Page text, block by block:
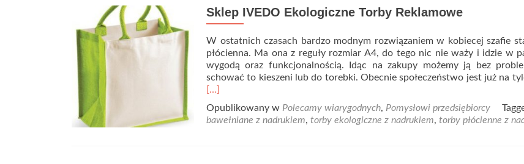
Sklep IVEDO Ekologiczne Torby Reklamowe
W ostatnich czasach bardzo modnym rozwiązaniem w kobiecej szafie
płócienna. Ma ona z reguły rozmiar A4, do tego nic nie waży i idzie w
wygodą oraz funkcjonalnością. Idąc na zakupy możemy ją bez
schować to kieszeni lub do torebki. Obecnie społeczeństwo jest już na
[…]
Opublikowany w Polecamy wiarygodnych, Pomysłowi przedsiębiorcy
bawełniane z nadrukiem, torby ekologiczne z nadrukiem, torby płócienne z